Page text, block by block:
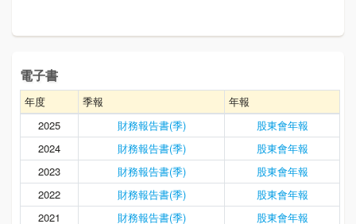
電子書
年度 季報
年報
2025
財務報告書(季)
股東會年報
2024
財務報告書(季)
股東會年報
2023
財務報告書(季)
股東會年報
2022
財務報告書(季)
股東會年報
2021
財務報告書(季) 股東會年報